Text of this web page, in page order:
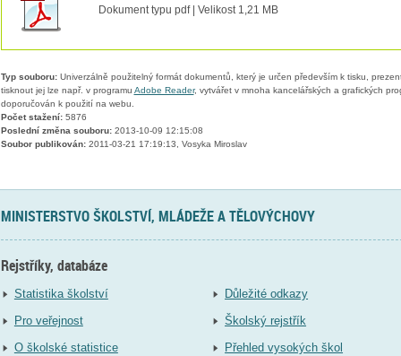
Dokument typu pdf | Velikost 1,21 MB
Typ souboru:Univerzálně použitelný formát dokumentů, který je určen především k tisku,
tisknout jej lze např. v programu Adobe Reader, vytvářet v mnoha kancelářských a grafických
doporučován k použití na webu.
Počet stažení:5876
Poslední změna souboru:2013-10-09 12:15:08
Soubor publikován:2011-03-21 17:19:13, Vosyka Miroslav
MINISTERSTVO ŠKOLSTVÍ, MLÁDEŽE A TĚLOVÝCHOVY
Rejstříky, databáze
Statistika školství
Pro veřejnost
O školské statistice
Důležité odkazy
Školský rejstřík
Přehled vysokých škol